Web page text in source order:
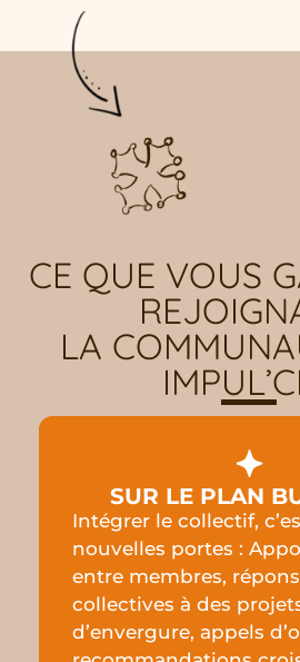
CE QUE VOUS
LA
SUR LE PLAN
Intégrer le collectif,
nouvelles portes :
entre membres,
collectives à des
d’envergure, appels